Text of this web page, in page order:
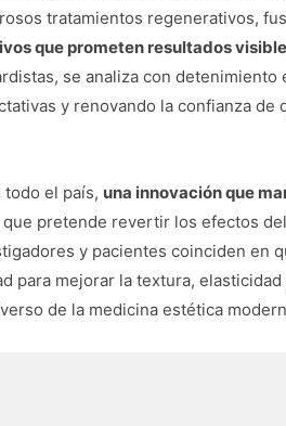
tratamientos regenerativos,
que prometen resultados
se analiza con
y renovando la confianza de
el país, una innovación que
pretende revertir los efectos
y pacientes coinciden en
para mejorar la textura,
de la medicina estética